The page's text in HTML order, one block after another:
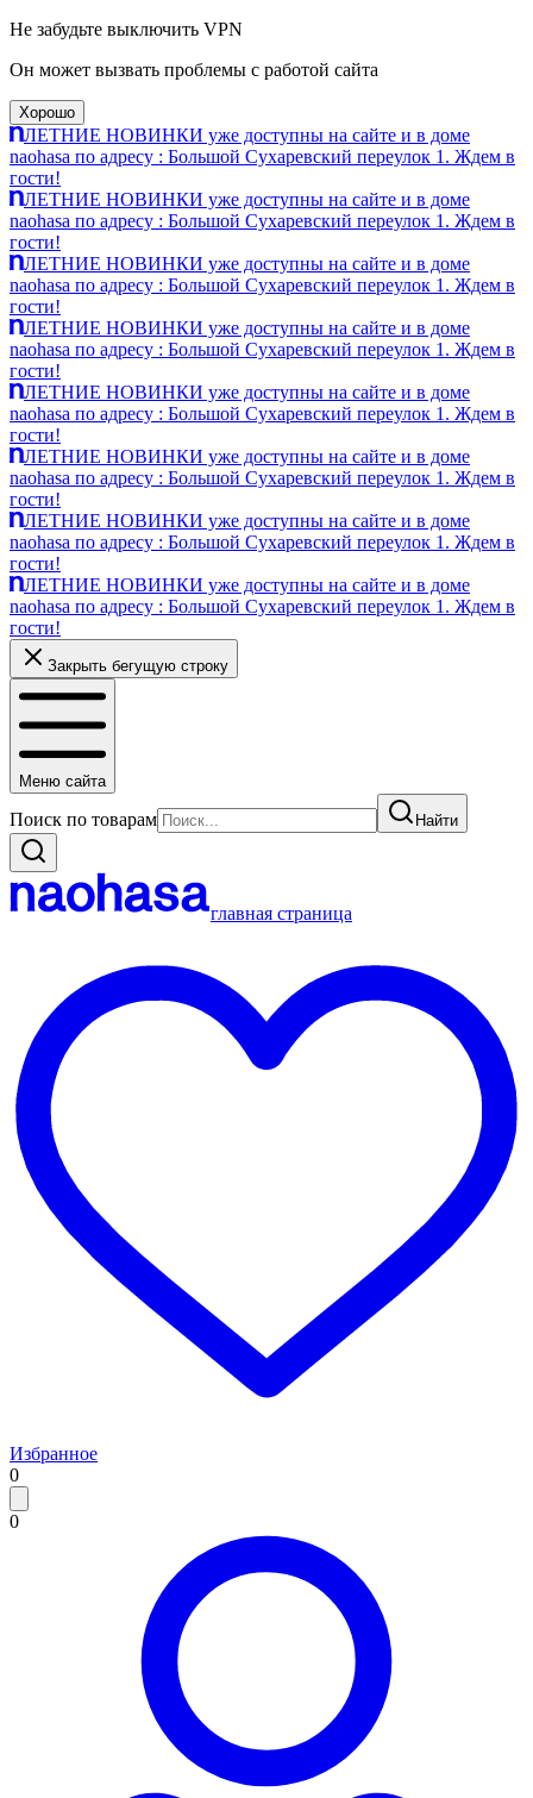
Не забудьте выключить VPN
Он может вызвать проблемы с работой сайта
Хорошо
ЛЕТНИЕ НОВИНКИ уже доступны на сайте и в доме
naohasa по адресу : Большой Сухаревский переулок 1. Ждем в
гости!
ЛЕТНИЕ НОВИНКИ уже доступны на сайте и в доме
naohasa по адресу : Большой Сухаревский переулок 1. Ждем в
гости!
ЛЕТНИЕ НОВИНКИ уже доступны на сайте и в доме
naohasa по адресу : Большой Сухаревский переулок 1. Ждем в
гости!
ЛЕТНИЕ НОВИНКИ уже доступны на сайте и в доме
naohasa по адресу : Большой Сухаревский переулок 1. Ждем в
гости!
ЛЕТНИЕ НОВИНКИ уже доступны на сайте и в доме
naohasa по адресу : Большой Сухаревский переулок 1. Ждем в
гости!
ЛЕТНИЕ НОВИНКИ уже доступны на сайте и в доме
naohasa по адресу : Большой Сухаревский переулок 1. Ждем в
гости!
ЛЕТНИЕ НОВИНКИ уже доступны на сайте и в доме
naohasa по адресу : Большой Сухаревский переулок 1. Ждем в
гости!
ЛЕТНИЕ НОВИНКИ уже доступны на сайте и в доме
naohasa по адресу : Большой Сухаревский переулок 1. Ждем в
гости!
Закрыть бегущую строку
Меню сайта
Поиск по товарам Найти
главная страница
Избранное
0
0